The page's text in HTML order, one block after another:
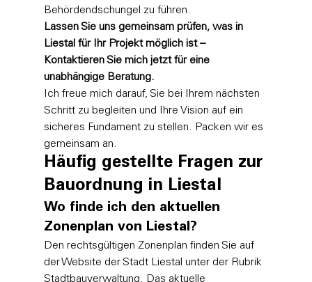
Behördendschungel zu führen.
Lassen Sie uns gemeinsam prüfen, was in
Liestal für Ihr Projekt möglich ist –
Kontaktieren Sie mich jetzt für eine
unabhängige Beratung.
Ich freue mich darauf, Sie bei Ihrem nächsten
Schritt zu begleiten und Ihre Vision auf ein
sicheres Fundament zu stellen. Packen wir es
gemeinsam an.
Häufig gestellte Fragen zur
Bauordnung in Liestal
Wo finde ich den aktuellen
Zonenplan von Liestal?
Den rechtsgültigen Zonenplan finden Sie auf
der Website der Stadt Liestal unter der Rubrik
Stadtbauverwaltung. Das aktuelle